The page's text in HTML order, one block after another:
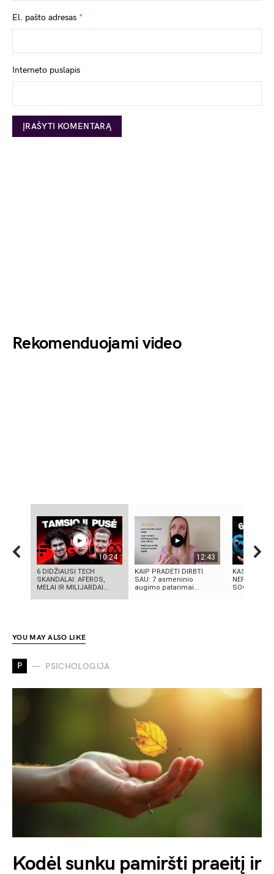
El. pašto adresas *
Interneto puslapis
Rekomenduojami video
10:24
6 DIDŽIAUSI TECH
SKANDALAI: AFEROS,
MELAI IR MILIJARDAI...
12:43
KAIP PRADĖTI DIRBTI
SAU: 7 asmeninio
augimo patarimai...
KAS TAS
SOCIALINIS
YOU MAY ALSO LIKE
P PSICHOLOGIJA
Kodėl sunku pamiršti praeitį ir